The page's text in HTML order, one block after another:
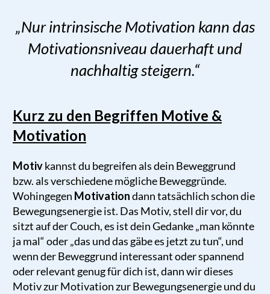
„Nur intrinsische Motivation kann das
Motivationsniveau dauerhaft und
nachhaltig steigern.“
Kurz zu den Begriffen Motive &
Motivation
Motivkannst du begreifen als dein Beweggrund
bzw. als verschiedene mögliche Beweggründe.
Wohingegen Motivationdann tatsächlich schon die
Bewegungsenergie ist. Das Motiv, stell dir vor, du
sitzt auf der Couch, es ist dein Gedanke „man könnte
ja mal“ oder „das und das gäbe es jetzt zu tun“, und
wenn der Beweggrund interessant oder spannend
oder relevant genug für dich ist, dann wir dieses
Motiv zur Motivation zur Bewegungsenergie und du